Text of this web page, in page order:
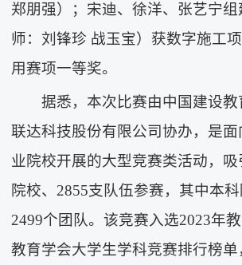
郑朋强）；宋迪、徐洋、张艺宁
师：刘锋珍 战玉宝）获数字施工
用赛项一等奖。
据悉，本次比赛由中国建设
联达科技股份有限公司协办，是
业院校开展的大型竞赛类活动，吸
院校、2855支队伍参赛，其中本科
2499个团队。该竞赛入选2023年
教育学会大学生学科竞赛排行榜